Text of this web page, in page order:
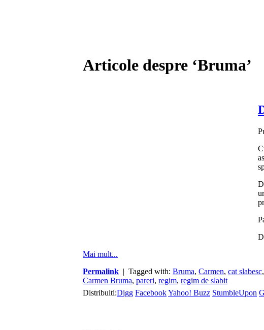
Articole despre ‘Bruma’
Mai mult...
Permalink | Tagged with: Bruma, Carmen, cat slabesc,
Carmen Bruma, pareri, regim, regim de slabit
Distribuiti:Digg FacebookYahoo! Buzz StumbleUpon